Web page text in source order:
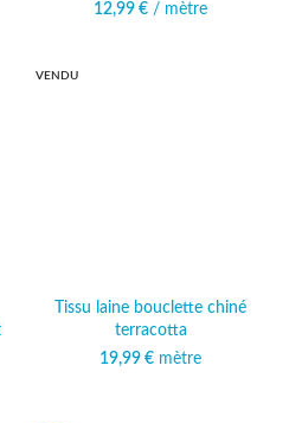
12,99 € / mètre
VENDU
Tissu laine bouclette chiné
terracotta
19,99 € mètre